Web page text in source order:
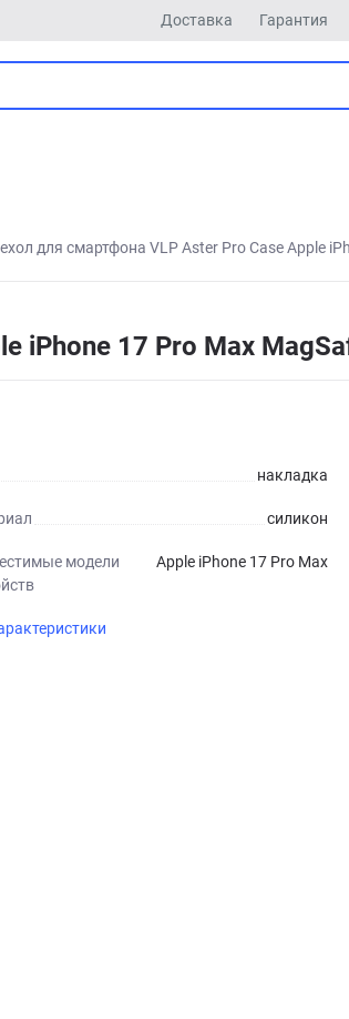
Доставка Гарантия
для смартфона VLP Aster Pro Case Apple
iPhone 17 Pro Max
накладка
силикон
модели
Apple iPhone 17 Pro Max